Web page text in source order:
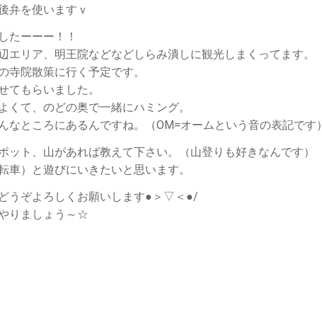
弁を使いますｖ
たーーー！！
エリア、明王院などなどしらみ潰しに観光しまくってます。
寺院散策に行く予定です。
てもらいました。
くて、のどの奥で一緒にハミング。
なところにあるんですね。（OM=オームという音の表記です）
ット、山があれば教えて下さい。（山登りも好きなんです）
車）と遊びにいきたいと思います。
うぞよろしくお願いします●＞▽＜●/
りましょう～☆